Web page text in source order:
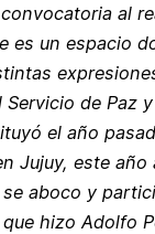
convocatoria al
es un espacio
Servicio de Paz
el año
Jujuy, este año
aboco y
hizo Adolfo